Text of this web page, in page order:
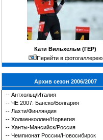
Кати Вильхельм (ГЕР)
Перейти в фотогаллерею
Архив сезон 2006/2007
-- Антхольц/Италия
-- ЧЕ 2007: Банско/Болгария
-- Лахти/Финляндия
-- Холменколлен/Норвегия
-- Ханты-Мансийск/Россия
-- Чемпионат России/Новосибирск